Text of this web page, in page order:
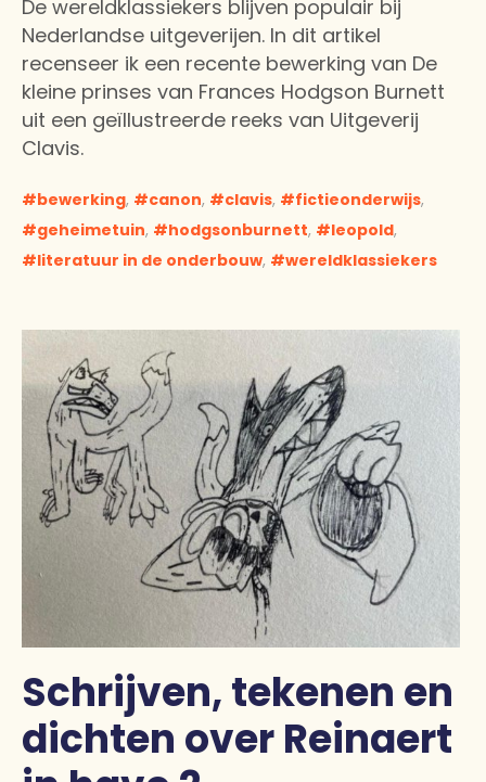
De wereldklassiekers blijven populair bij
Nederlandse uitgeverijen. In dit artikel
recenseer ik een recente bewerking van De
kleine prinses van Frances Hodgson Burnett
uit een geïllustreerde reeks van Uitgeverij
Clavis.
bewerking, canon, clavis, fictieonderwijs,
geheimetuin, hodgsonburnett, leopold,
literatuur in de onderbouw, wereldklassiekers
Schrijven, tekenen en
dichten over Reinaert